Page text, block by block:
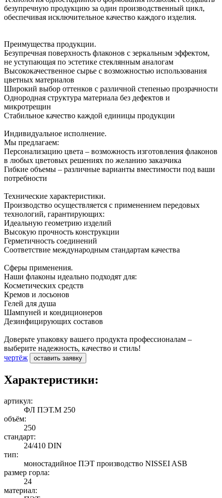
безупречную продукцию за один производственный цикл,
обеспечивая исключительное качество каждого изделия.
Преимущества продукции.
Безупречная поверхность флаконов с зеркальным эффектом,
не уступающая по эстетике стеклянным аналогам
Высококачественное сырье с возможностью использования
цветных материалов
Широкий выбор оттенков с различной степенью прозрачности
Однородная структура материала без дефектов и
микротрещин
Стабильное качество каждой единицы продукции
Индивидуальное исполнение.
Мы предлагаем:
Персонализацию цвета – возможность изготовления флаконов
в любых цветовых решениях по желанию заказчика
Гибкие объемы – различные варианты вместимости под ваши
потребности
Технические характеристики.
Производство осуществляется с применением передовых
технологий, гарантирующих:
Идеальную геометрию изделий
Высокую прочность конструкции
Герметичность соединений
Соответствие международным стандартам качества
Сферы применения.
Наши флаконы идеально подходят для:
Косметических средств
Кремов и лосьонов
Гелей для душа
Шампуней и кондиционеров
Дезинфицирующих составов
Доверьте упаковку вашего продукта профессионалам –
выберите надежность, качество и стиль!
чертёж
оставить заявку
Характеристики:
артикул:
ФЛ ПЭТ.М 250
объём:
250
стандарт:
24/410 DIN
тип:
моностадийное ПЭТ производство NISSEI ASB
размер горла:
24
материал: